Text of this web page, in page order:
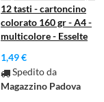
12 tasti - cartoncino
colorato 160 gr - A4 -
multicolore - Esselte
1,49 €
Spedito da
Magazzino Padova